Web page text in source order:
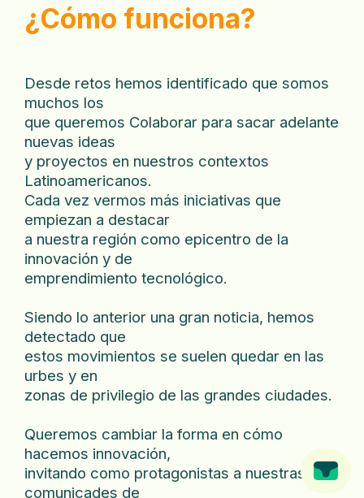
¿Cómo funciona?
Desde retos hemos identificado que somos
muchos los
que queremos Colaborar para sacar adelante
nuevas ideas
y proyectos en nuestros contextos
Latinoamericanos.
Cada vez vermos más iniciativas que
empiezan a destacar
a nuestra región como epicentro de la
innovación y de
emprendimiento tecnológico.
Siendo lo anterior una gran noticia, hemos
detectado que
estos movimientos se suelen quedar en las
urbes y en
zonas de privilegio de las grandes ciudades.
Queremos cambiar la forma en cómo
hacemos innovación,
invitando como protagonistas a nuestras
comunicades de